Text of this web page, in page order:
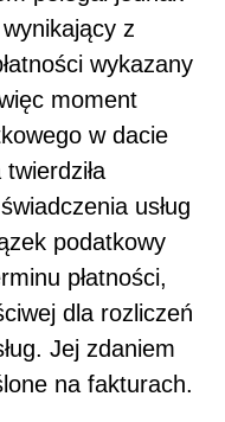
z
wykazany
moment
w dacie
usług
podatkowy
płatności,
dla rozliczeń
Jej zdaniem
na fakturach.